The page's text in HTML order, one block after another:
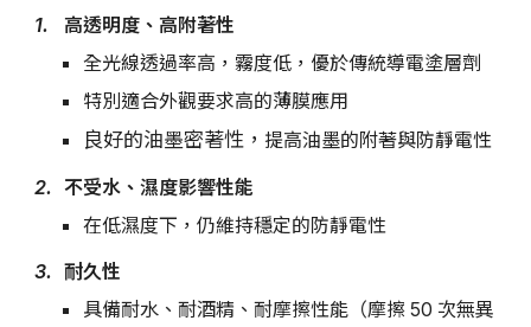
高透明度、高附著性
全光線透過率高，霧度低，優於傳統導電塗層劑
特別適合外觀要求高的薄膜應用
良好的油墨密著性，提高油墨的附著與防靜電性
不受水、濕度影響性能
在低濕度下，仍維持穩定的防靜電性
耐久性
具備耐水、耐酒精、耐摩擦性能（摩擦 50 次無異